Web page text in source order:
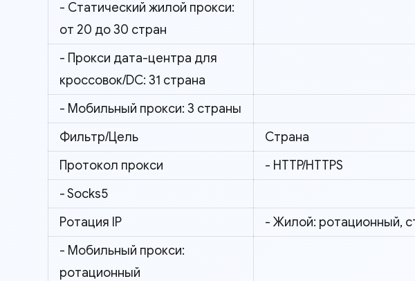
- Статический жилой прокси:
от 20 до 30 стран
- Прокси дата-центра для
кроссовок/DC: 31 страна
- Мобильный прокси: 3 страны
Фильтр/Цель
Страна
Протокол прокси
- HTTP/HTTPS
- Socks5
Ротация IP
- Жилой: ротационный,
- Мобильный прокси:
ротационный